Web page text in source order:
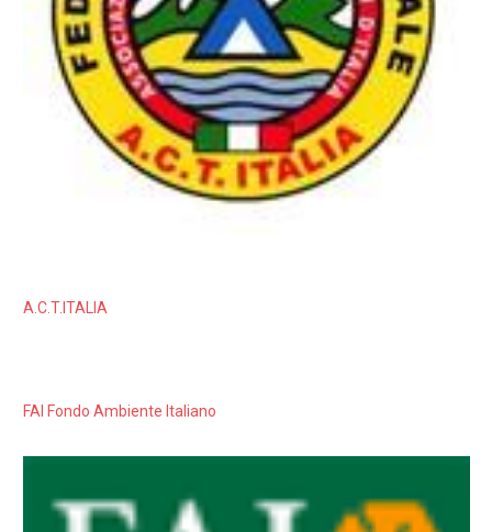
A.C.T.ITALIA
FAI Fondo Ambiente Italiano